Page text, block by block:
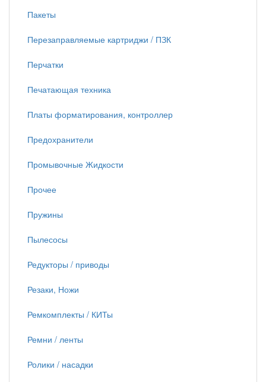
Пакеты
Перезаправляемые картриджи / ПЗК
Перчатки
Печатающая техника
Платы форматирования, контроллер
Предохранители
Промывочные Жидкости
Прочее
Пружины
Пылесосы
Редукторы / приводы
Резаки, Ножи
Ремкомплекты / КИТы
Ремни / ленты
Ролики / насадки